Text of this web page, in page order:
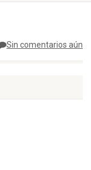
Sin comentarios aún